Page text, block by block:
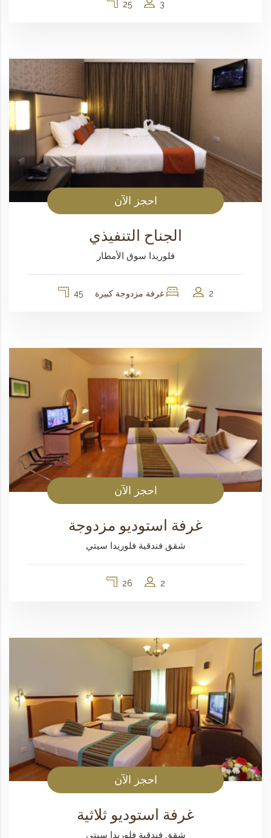
3
25
احجز الآن
الجناح التنفيذي
فلوريدا سوق الأمطار
2 غرفة مزدوجة كبيرة 45
احجز الآن
غرفة استوديو مزدوجة
شقق فندقية فلوريدا سيتي
2
26
احجز الآن
غرفة استوديو ثلاثية
شقق فندقية فلوريدا سيتي